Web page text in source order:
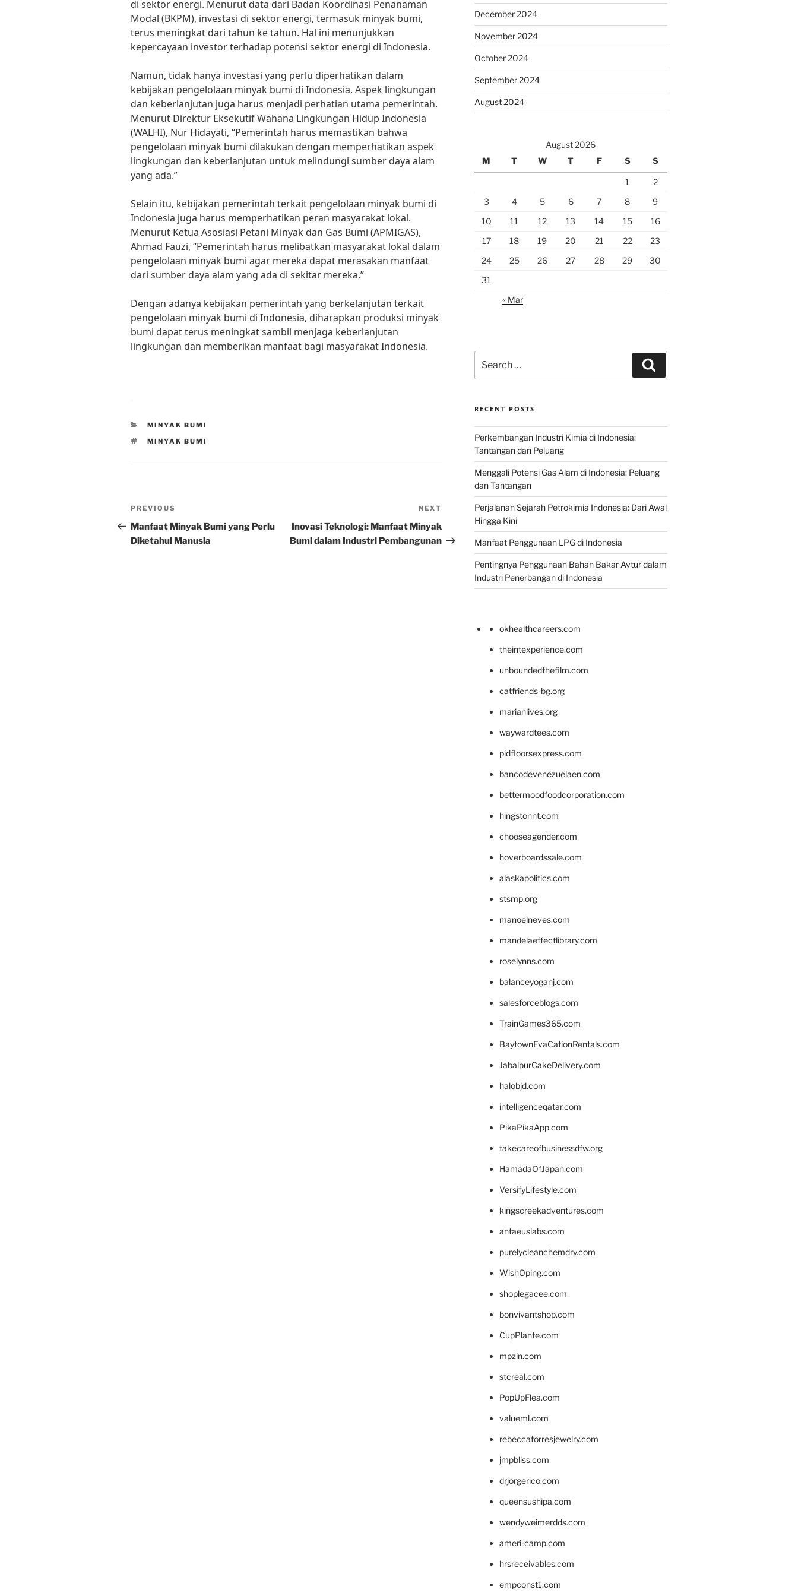
di sektor energi. Menurut data dari Badan Koordinasi Penanaman
Modal (BKPM), investasi di sektor energi, termasuk minyak bumi,
terus meningkat dari tahun ke tahun. Hal ini menunjukkan
kepercayaan investor terhadap potensi sektor energi di Indonesia.
Namun, tidak hanya investasi yang perlu diperhatikan dalam
kebijakan pengelolaan minyak bumi di Indonesia. Aspek lingkungan
dan keberlanjutan juga harus menjadi perhatian utama pemerintah.
Menurut Direktur Eksekutif Wahana Lingkungan Hidup Indonesia
(WALHI), Nur Hidayati, “Pemerintah harus memastikan bahwa
pengelolaan minyak bumi dilakukan dengan memperhatikan aspek
lingkungan dan keberlanjutan untuk melindungi sumber daya alam
yang ada.”
Selain itu, kebijakan pemerintah terkait pengelolaan minyak bumi di
Indonesia juga harus memperhatikan peran masyarakat lokal.
Menurut Ketua Asosiasi Petani Minyak dan Gas Bumi (APMIGAS),
Ahmad Fauzi, “Pemerintah harus melibatkan masyarakat lokal dalam
pengelolaan minyak bumi agar mereka dapat merasakan manfaat
dari sumber daya alam yang ada di sekitar mereka.”
Dengan adanya kebijakan pemerintah yang berkelanjutan terkait
pengelolaan minyak bumi di Indonesia, diharapkan produksi minyak
bumi dapat terus meningkat sambil menjaga keberlanjutan
lingkungan dan memberikan manfaat bagi masyarakat Indonesia.
CATEGORIES
MINYAK BUMI
TAGS
MINYAK BUMI
Post
navigation
Previous
Post
PREVIOUS
Manfaat Minyak Bumi yang Perlu
Diketahui Manusia
Post
NEXT
Inovasi Teknologi: Manfaat Minyak
Bumi dalam Industri Pembangunan
December 2024
November 2024
October 2024
September 2024
August 2024
August 2026
M
T W T F S S
1
2
3
4 5 6 7 8
9
10
11 12 13 14 15
16
17
18 19 20 21 22
23
24
25 26 27 28 29
30
31
« Mar
for:
RECENT POSTS
Perkembangan Industri Kimia di Indonesia:
Tantangan dan Peluang
Menggali Potensi Gas Alam di Indonesia: Peluang
dan Tantangan
Perjalanan Sejarah Petrokimia Indonesia: Dari Awal
Hingga Kini
Manfaat Penggunaan LPG di Indonesia
Pentingnya Penggunaan Bahan Bakar Avtur dalam
Industri Penerbangan di Indonesia
okhealthcareers.com
theintexperience.com
unboundedthefilm.com
catfriends-bg.org
marianlives.org
waywardtees.com
pidfloorsexpress.com
bancodevenezuelaen.com
bettermoodfoodcorporation.com
hingstonnt.com
chooseagender.com
hoverboardssale.com
alaskapolitics.com
stsmp.org
manoelneves.com
mandelaeffectlibrary.com
roselynns.com
balanceyoganj.com
salesforceblogs.com
TrainGames365.com
BaytownEvaCationRentals.com
JabalpurCakeDelivery.com
halobjd.com
intelligenceqatar.com
PikaPikaApp.com
takecareofbusinessdfw.org
HamadaOfJapan.com
VersifyLifestyle.com
kingscreekadventures.com
antaeuslabs.com
purelycleanchemdry.com
WishOping.com
shoplegacee.com
bonvivantshop.com
CupPlante.com
mpzin.com
stcreal.com
PopUpFlea.com
valueml.com
rebeccatorresjewelry.com
jmpbliss.com
drjorgerico.com
queensushipa.com
wendyweimerdds.com
ameri-camp.com
hrsreceivables.com
empconst1.com